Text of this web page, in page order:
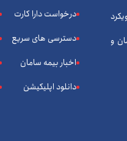
و
درخواست دارا کارت
دسترسی های سریع
اخبار بیمه سامان
دانلود اپلیکیشن